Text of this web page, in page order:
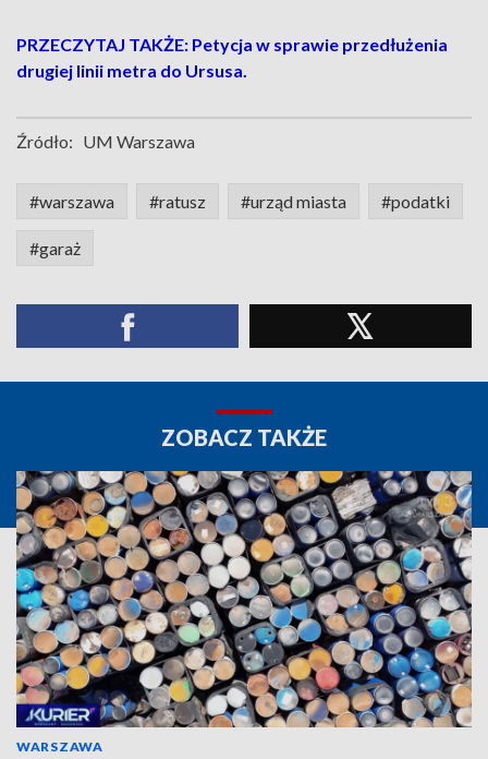
PRZECZYTAJ TAKŻE: Petycja w sprawie przedłużenia
drugiej linii metra do Ursusa.
Źródło: UM Warszawa
#warszawa #ratusz #urząd miasta #podatki
#garaż
ZOBACZ TAKŻE
WARSZAWA